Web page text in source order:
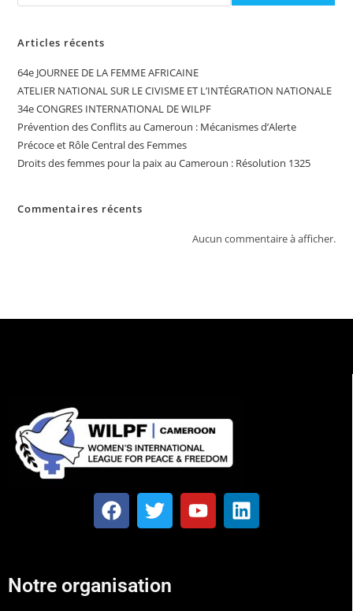
Articles récents
64e JOURNEE DE LA FEMME AFRICAINE
ATELIER NATIONAL SUR LE CIVISME ET L’INTÉGRATION NATIONALE
34e CONGRES INTERNATIONAL DE WILPF
Prévention des Conflits au Cameroun : Mécanismes d’Alerte
Précoce et Rôle Central des Femmes
Droits des femmes pour la paix au Cameroun : Résolution 1325
Commentaires récents
Aucun commentaire à afficher.
Notre organisation